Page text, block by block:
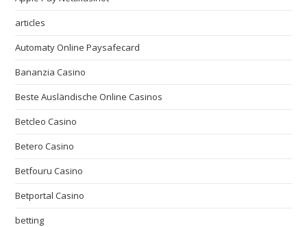
articles
Automaty Online Paysafecard
Bananzia Casino
Beste Ausländische Online Casinos
Betcleo Casino
Betero Casino
Betfouru Casino
Betportal Casino
betting